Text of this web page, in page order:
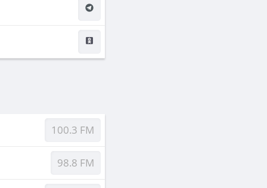
100.3 FM
98.8 FM